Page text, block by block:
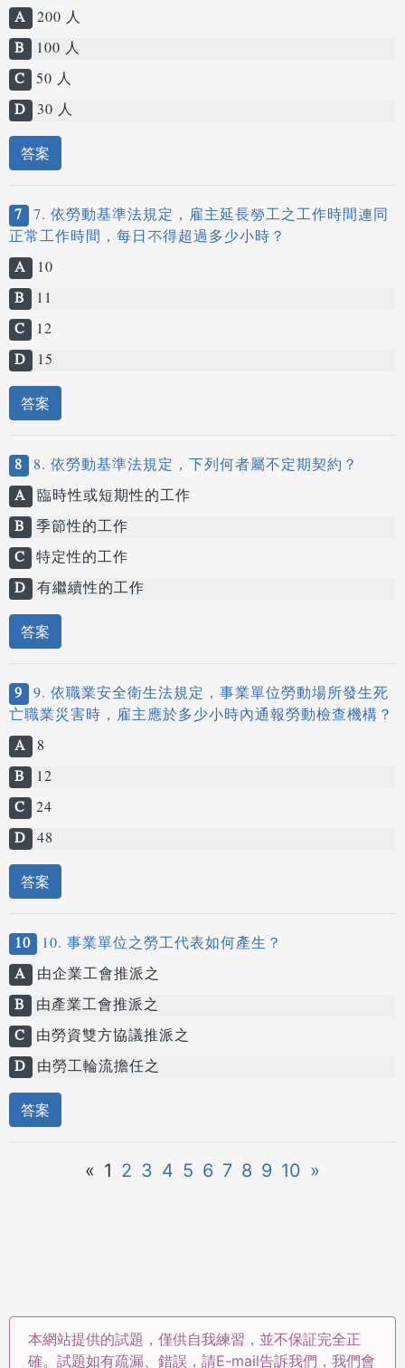
A 200 人
B
100 人
C 50 人
D 30 人
答案
7 7. 依勞動基準法規定，雇主延長勞工之工作時間連同
正常工作時間，每日不得超過多少小時？
A
10
B
11
C
12
D
15
答案
8 8. 依勞動基準法規定，下列何者屬不定期契約？
A 臨時性或短期性的工作
B 季節性的工作
C 特定性的工作
D 有繼續性的工作
答案
9 9. 依職業安全衛生法規定，事業單位勞動場所發生死
亡職業災害時，雇主應於多少小時內通報勞動檢查機構？
A 8
B
12
C 24
D 48
答案
10 10. 事業單位之勞工代表如何產生？
A 由企業工會推派之
B
由產業工會推派之
C 由勞資雙方協議推派之
D 由勞工輪流擔任之
答案
« 1 2 3 4 5 6 7 8 9 10 »
本網站提供的試題，僅供自我練習，並不保証完全正
確。試題如有疏漏、錯誤，請E-mail告訴我們，我們會